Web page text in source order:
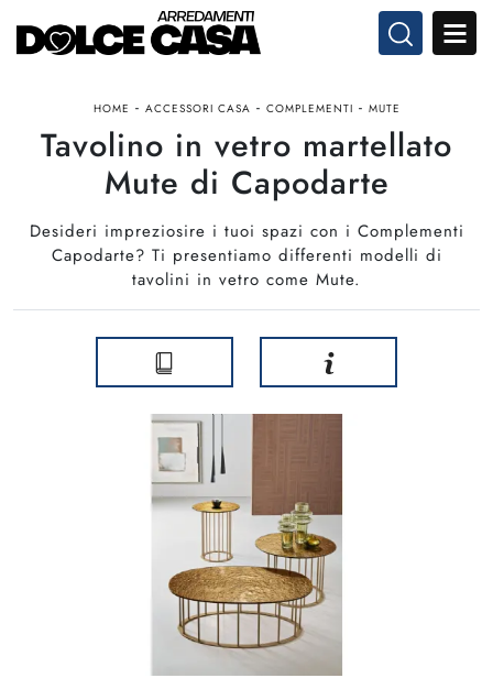
HOME - ACCESSORI CASA - COMPLEMENTI - MUTE
Tavolino in vetro martellato
Mute di Capodarte
Desideri impreziosire i tuoi spazi con i Complementi
Capodarte? Ti presentiamo differenti modelli di
tavolini in vetro come Mute.